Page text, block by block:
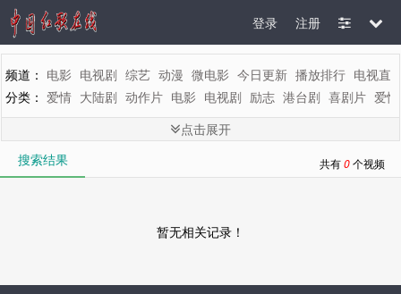
注册
登录
频道： 电影 电视剧 综艺 动漫 微电影 今日更新 播放排行 电视直
分类： 爱情 大陆剧 动作片 电影 电视剧 励志 港台剧 喜剧片 爱
剧情： 全部 脱口秀 冒险 言情 惊悚 悬疑 真人秀 热血 都市 魔幻
地区： 全部 内地 香港 台湾 韩国 泰国 日本 美国 英国 新加坡
年代： 全部 2009 2008 2007
点击展开
搜索结果
共有0个视频
暂无相关记录！